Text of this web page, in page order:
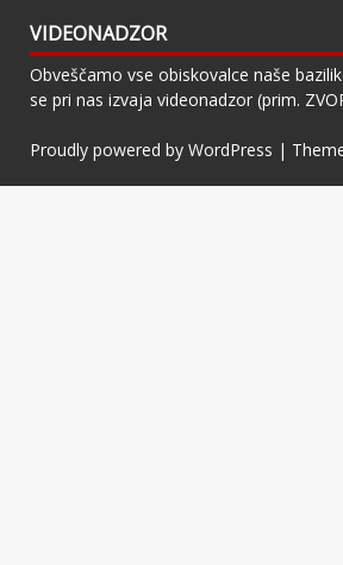
VIDEONADZOR
Obveščamo vse obiskovalce naše
se pri nas izvaja videonadzor (prim.
Proudly powered by WordPress |